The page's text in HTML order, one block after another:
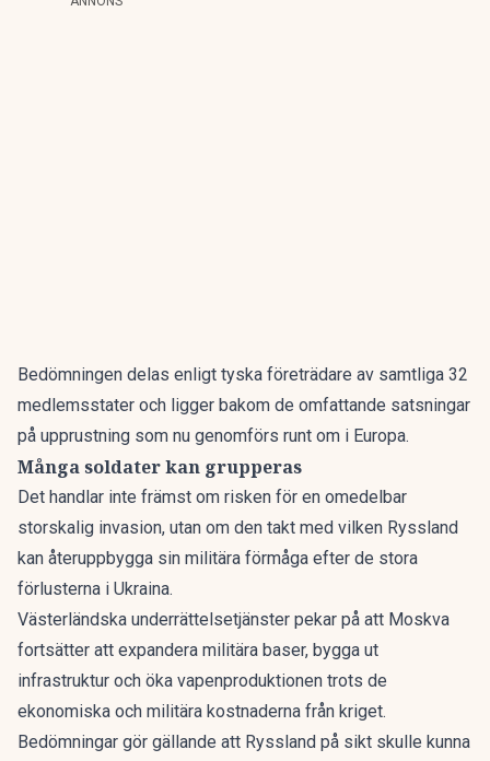
Bedömningen delas enligt tyska företrädare av samtliga 32
medlemsstater och ligger bakom de omfattande satsningar
på upprustning som nu genomförs runt om i Europa.
Många soldater kan grupperas
Det handlar inte främst om risken för en omedelbar
storskalig invasion, utan om den takt med vilken Ryssland
kan återuppbygga sin militära förmåga efter de stora
förlusterna i Ukraina.
Västerländska underrättelsetjänster pekar på att Moskva
fortsätter att expandera militära baser, bygga ut
infrastruktur och öka vapenproduktionen trots de
ekonomiska och militära kostnaderna från kriget.
Bedömningar gör gällande att Ryssland på sikt skulle kunna